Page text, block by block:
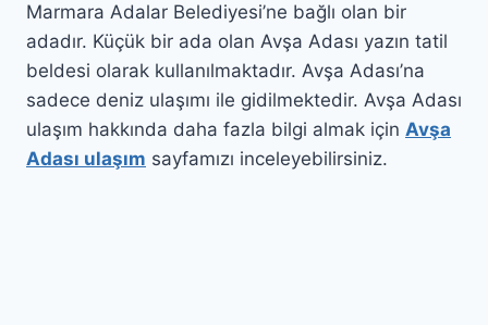
Marmara Adalar Belediyesi’ne bağlı olan bir
adadır. Küçük bir ada olan Avşa Adası yazın tatil
beldesi olarak kullanılmaktadır. Avşa Adası’na
sadece deniz ulaşımı ile gidilmektedir. Avşa Adası
ulaşım hakkında daha fazla bilgi almak için Avşa
Adası ulaşım sayfamızı inceleyebilirsiniz.